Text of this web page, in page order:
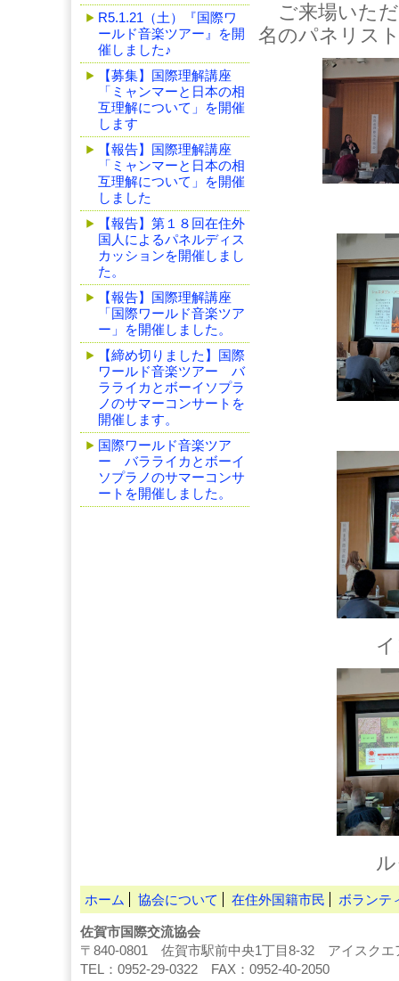
ご来場いただ
名のパネリス
インドネ
ルクセン
R5.1.21（土）『国際ワ
ールド音楽ツアー』を開
催しました♪
【募集】国際理解講座
「ミャンマーと日本の相
互理解について」を開催
します
【報告】国際理解講座
「ミャンマーと日本の相
互理解について」を開催
しました
【報告】第１８回在住外
国人によるパネルディス
カッションを開催しまし
た。
【報告】国際理解講座
「国際ワールド音楽ツア
ー」を開催しました。
【締め切りました】国際
ワールド音楽ツアー バ
ラライカとボーイソプラ
ノのサマーコンサートを
開催します。
国際ワールド音楽ツア
ー バラライカとボーイ
ソプラノのサマーコンサ
ートを開催しました。
ホーム 協会について 在住外国籍市民 ボランテ
佐賀市国際交流協会
〒840-0801 佐賀市駅前中央1丁目8-32 アイスクエ
TEL：0952-29-0322 FAX：0952-40-2050